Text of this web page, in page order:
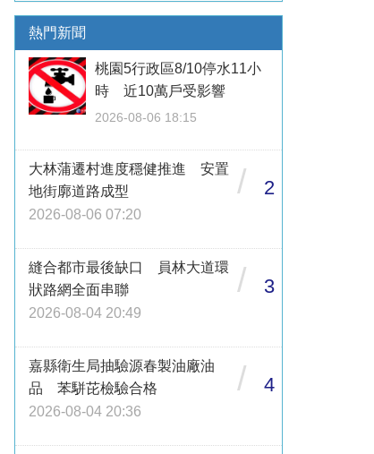
熱門新聞
桃園5行政區8/10停水11小
時 近10萬戶受影響
2026-08-06 18:15
大林蒲遷村進度穩健推進 安置
地街廓道路成型
2026-08-06 07:20
/ 2
縫合都市最後缺口 員林大道環
狀路網全面串聯
2026-08-04 20:49
/ 3
嘉縣衛生局抽驗源春製油廠油
品 苯駢芘檢驗合格
2026-08-04 20:36
/ 4